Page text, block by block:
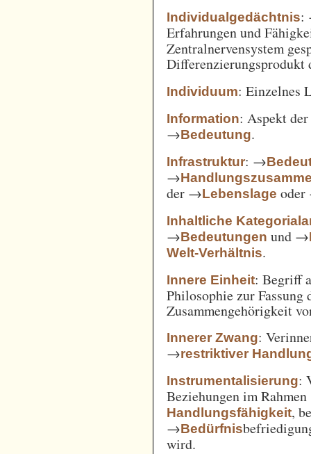
Individualgedächtnis:
Erfahrungen und
Zentralnervensystem
Individuum: Einzelnes
Information: Aspekt
→Bedeutung.
Infrastruktur: →
→
der →Lebenslage
Inhaltliche
→Bedeutungen und →
Welt-Verhältnis.
Innere Einheit: Begriff
Philosophie zur
Zusammengehörigkeit
Innerer Zwang:
→restriktiver
Instrumentalisierung:
Beziehungen im
Handlungsfähigkeit,
→Bedürfnis
wird.